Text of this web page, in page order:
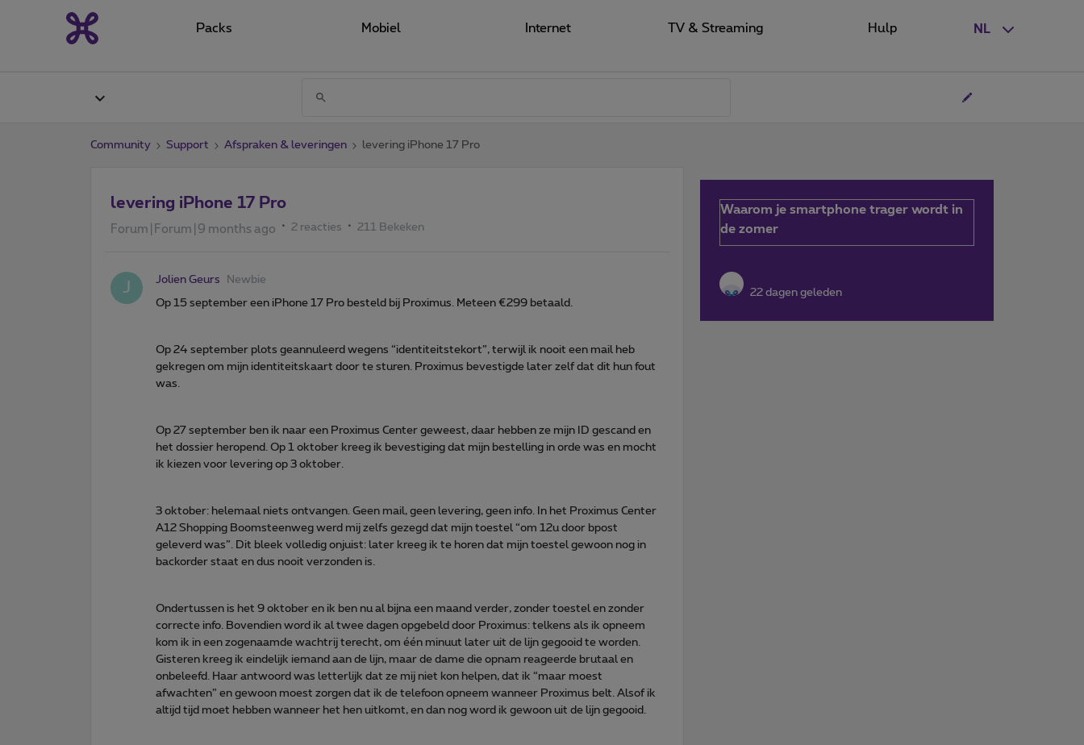
NL
Packs Mobiel Internet TV & Streaming Hulp
Community Support Afspraken & leveringen levering iPhone 17 Pro
levering iPhone 17 Pro
Forum|Forum|9 months ago 2 reacties 211 Bekeken
J Jolien Geurs Newbie
Op 15 september een iPhone 17 Pro besteld bij Proximus. Meteen €299 betaald.
Op 24 september plots geannuleerd wegens “identiteitstekort”, terwijl ik nooit een mail heb
gekregen om mijn identiteitskaart door te sturen. Proximus bevestigde later zelf dat dit hun fout
was.
Op 27 september ben ik naar een Proximus Center geweest, daar hebben ze mijn ID gescand en
het dossier heropend. Op 1 oktober kreeg ik bevestiging dat mijn bestelling in orde was en mocht
ik kiezen voor levering op 3 oktober.
3 oktober: helemaal niets ontvangen. Geen mail, geen levering, geen info. In het Proximus Center
A12 Shopping Boomsteenweg werd mij zelfs gezegd dat mijn toestel “om 12u door bpost
geleverd was”. Dit bleek volledig onjuist: later kreeg ik te horen dat mijn toestel gewoon nog in
backorder staat en dus nooit verzonden is.
Ondertussen is het 9 oktober en ik ben nu al bijna een maand verder, zonder toestel en zonder
correcte info. Bovendien word ik al twee dagen opgebeld door Proximus: telkens als ik opneem
kom ik in een zogenaamde wachtrij terecht, om één minuut later uit de lijn gegooid te worden.
Gisteren kreeg ik eindelijk iemand aan de lijn, maar de dame die opnam reageerde brutaal en
onbeleefd. Haar antwoord was letterlijk dat ze mij niet kon helpen, dat ik “maar moest
afwachten” en gewoon moest zorgen dat ik de telefoon opneem wanneer Proximus belt. Alsof ik
altijd tijd moet hebben wanneer het hen uitkomt, en dan nog word ik gewoon uit de lijn gegooid.
Waarom je smartphone trager wordt in
de zomer
22 dagen geleden